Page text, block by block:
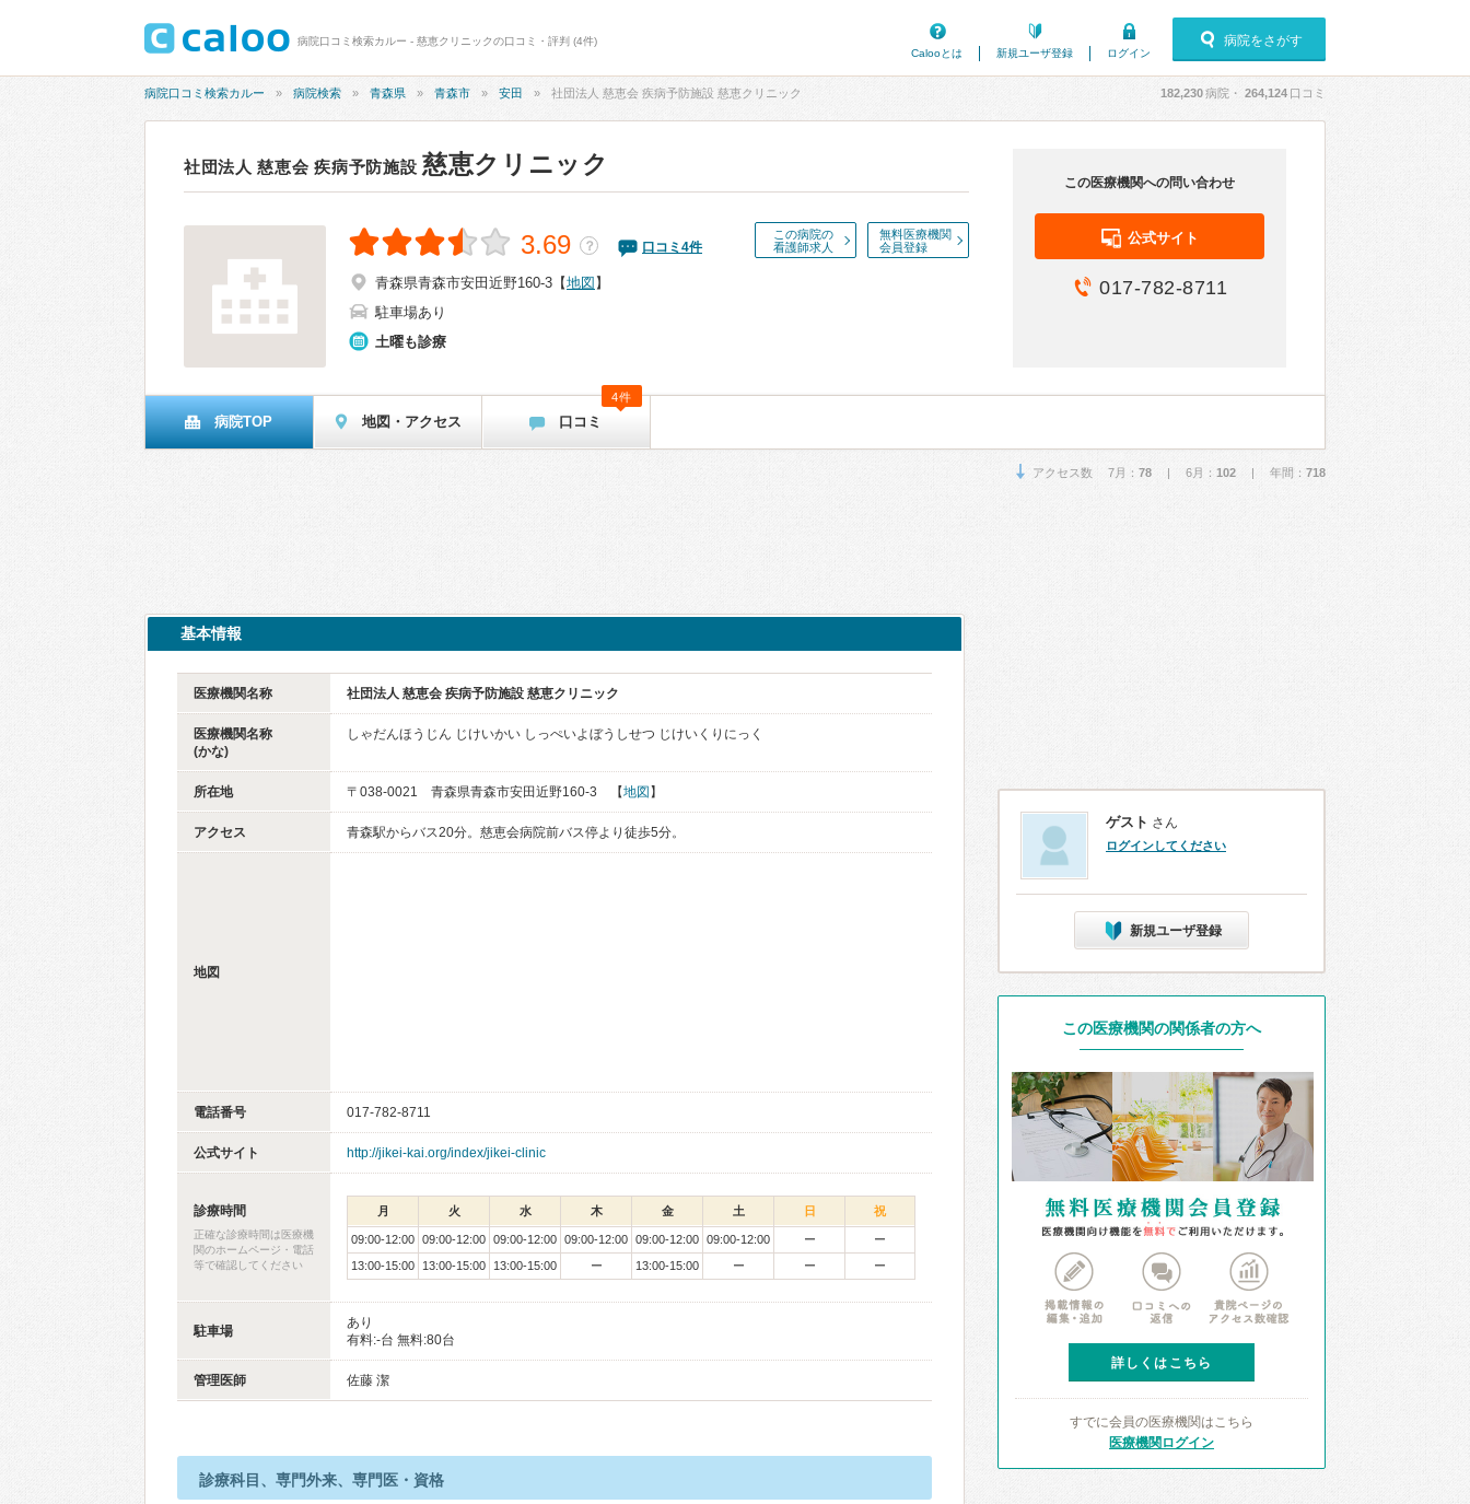
病院口コミ検索カルー - 慈恵クリニックの口コミ・評判 (4件)
Calooとは
新規ユーザ登録 ログイン
病院をさがす
病院口コミ検索カルー 病院検索 青森県 青森市 安田 社団法人 慈恵会 疾病予防施設 慈恵クリニック 182,230病院・ 264,124 口コミ
社団法人 慈恵会 疾病予防施設 慈恵クリニック
この病院の
看護師求人
無料医療機関
会員登録
3.69 ？ 口コミ 4件
青森県青森市安田近野160-3 【地図 】
駐車場あり
土曜も診療
この医療機関への問い合わせ
公式サイト
017-782-8711
病院TOP 地図・アクセス 口コミ
4件
アクセス数 7月： 78 | 6月： 102 | 年間： 718
基本情報
医療機関名称 社団法人 慈恵会 疾病予防施設 慈恵クリニック
医療機関名称
(かな)
しゃだんほうじん じけいかい しっぺいよぼうしせつ じけいくりにっく
所在地 〒038-0021 青森県青森市安田近野160-3 【地図 】
アクセス 青森駅からバス20分。慈恵会病院前バス停より徒歩5分。
地図
電話番号 017-782-8711
公式サイト http://jikei-kai.org/index/jikei-clinic
診療時間
正確な診療時間は医療機
関のホームページ・電話
等で確認してください
月 火 水 木 金 土 日 祝
09:00-12:00 09:00-12:00 09:00-12:00 09:00-12:00 09:00-12:00 09:00-12:00 ー
ー
13:00-15:00
13:00-15:00 13:00-15:00 ー 13:00-15:00 ー ー ー
駐車場
あり
有料:-台 無料:80台
管理医師 佐藤 潔
診療科目、専門外来、専門医・資格
ゲスト さん
ログインしてください
新規ユーザ登録
この医療機関の関係者の方へ
詳しくはこちら
すでに会員の医療機関はこちら
医療機関ログイン